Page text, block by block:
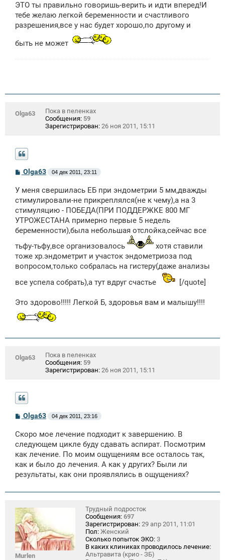
б
щ
н
е
ЭТО ты правильно говоришь-верить и идти вперед!И
тебе желаю легкой беременности и счастливого
разрешения,все у нас будет хорошо,по другому и
быть не может
Olga63
Пока в пеленках
Сообщения: 59
Зарегистрирован: 26 ноя 2011, 15:11
С
о
б
щ
н
и
Olga63 04 дек 2011, 23:11
У меня свершилась ЕБ при эндометрии 5 мм,дважды
стимулировали-не прикреплялся(не к чему),а на 3
стимуляцию - ПОБЕДА(ПРИ ПОДДЕРЖКЕ 800 МГ
УТРОЖЕСТАНА примерно первые 5 недель
беременности),была небольшая отслойка,сейчас все
тьфу-тьфу,все организовалось
хотя ставили
тоже хр.эндометрит и участок эндометриоза под
вопросом,только собралась на гистеру(даже анализы
все успела собрать),а тут вдруг счастье
[/quote]
Это здорово!!!!! Легкой Б, здоровья вам и малышу!!!!
Olga63
Пока в пеленках
Сообщения: 59
Зарегистрирован: 26 ноя 2011, 15:11
С
о
б
щ
н
и
Olga63 04 дек 2011, 23:16
Скоро мое лечение подходит к завершению. В
следующем цикле буду сдавать аспират. Посмотрим
как лечение. По моим ощущениям все осталось так,
как и было до лечения. А как у других? Были ли
результаты, как они проявлялись в ощущениях?
Murlen
Трудный подросток
Сообщения: 697
Зарегистрирован: 29 апр 2011, 11:01
Пол: Женский
Сколько попыток ЭКО: 3
В каких клиниках проводилось лечение:
Альтравита (крио - ЗБ)